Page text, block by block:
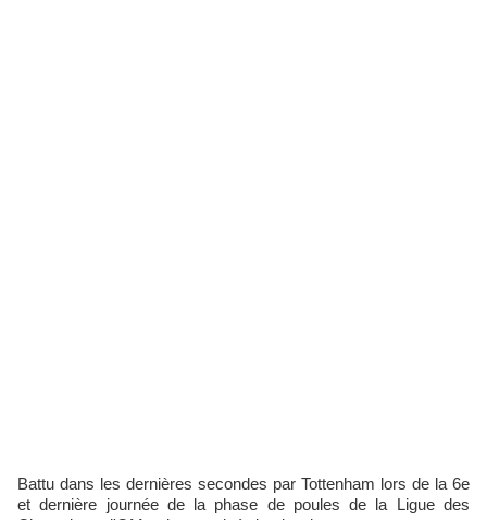
Battu dans les dernières secondes par Tottenham lors de la 6e
et dernière journée de la phase de poules de la Ligue des